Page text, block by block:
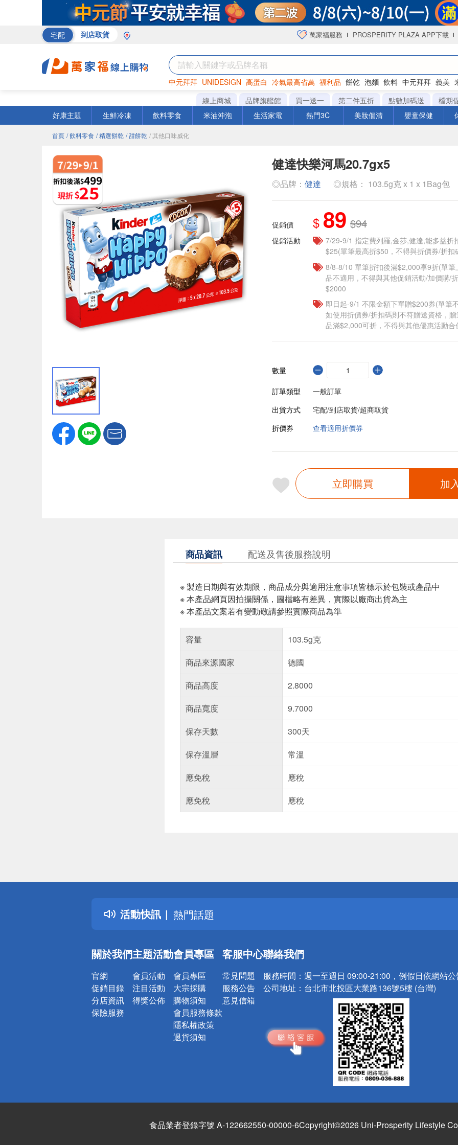
宅配 到店取貨 萬家福服務 PROSPERITY PLAZA APP下載
中元拜拜 UNIDESIGN 高蛋白 冷氣最高省萬 福利品 餅乾 泡麵 飲料 中元拜拜 義美
罐頭 海苔 洋芋片
線上商城 品牌旗艦館 買一送一 第二件五折 點數加碼送
檔期
好康主題
生鮮冷凍 飲料零食 米油沖泡 生活家電 熱門3C 美妝個清 嬰童保健
首頁 / 飲料零食 / 精選餅乾 / 甜餅乾 / 其他口味威化
健達快樂河馬20.7gx5
◎品牌： 健達 ◎規格： 103.5g克 x 1 x 1Bag包
促銷價 $ 89 $94
促銷活動
7/29-9/1 指定費列羅,金莎,健達,能多益折
$25(單筆最高折$50，不得與折價券/折扣
8/8-8/10 單筆折扣後滿$2,000享9折(單
品不適用，不得與其他促銷活動/加價購/
$2000
即日起-9/1 不限金額下單贈$200券(單筆
如使用折價券/折扣碼則不符贈送資格，
品滿$2,000可折，不得與其他優惠活動合
數量
訂單類型
一般訂單
出貨方式
宅配/到店取貨/超商取貨
折價券
查看適用折價券
立即購買 加
商品資訊 配送及售後服務說明
※ 製造日期與有效期限，商品成分與適用注意事項皆標示於包裝或產品中
※ 本產品網頁因拍攝關係，圖檔略有差異，實際以廠商出貨為主
※ 本產品文案若有變動敬請參照實際商品為準
容量
103.5g克
商品來源國家
德國
商品高度
2.8000
商品寬度
9.7000
保存天數
300天
保存溫層
常溫
應免稅
應稅
應免稅
應稅
活動快訊
詐騙網頁！請小心！
得獎公告
熱門話題
銀行優惠
詐騙網頁！請小心！
關於我們
官網
促銷目錄
分店資訊
保險服務
主題活動
會員活動
注目活動
得獎公佈
會員專區
會員專區
大宗採購
購物須知
會員服務條款
隱私權政策
退貨須知
客服中心
常見問題
服務公告
意見信箱
聯絡我們
服務時間： 週一至週日 09:00-21:00，例假日依網站
公司地址： 台北市北投區大業路136號5樓 (台灣)
食品業者登錄字號 A-122662550-00000-6Copyright©2026 Uni-Prosperity Lifestyle